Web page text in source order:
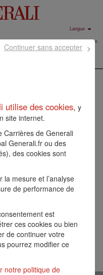
Langue
Connexion
utilise des cookies, y
site internet.
Carrières de Generali
Generali.fr ou des
des cookies sont
la mesure et l’analyse
de performance de
est
ces cookies ou bien
de continuer votre
pourrez modifier ce
notre politique de
Continuer sans accepter